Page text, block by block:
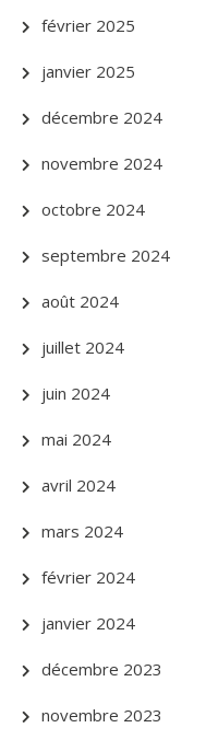
février 2025
janvier 2025
décembre 2024
novembre 2024
octobre 2024
septembre 2024
août 2024
juillet 2024
juin 2024
mai 2024
avril 2024
mars 2024
février 2024
janvier 2024
décembre 2023
novembre 2023